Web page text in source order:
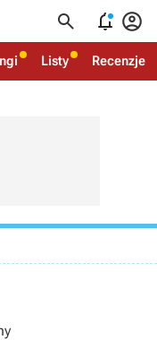
  
Listy Recenzje